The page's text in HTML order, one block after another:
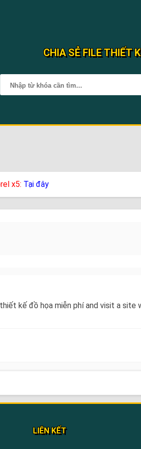
CHIA SẺ FILE THIẾT
x5: Tại đây
kế đồ họa miễn phí and visit a
LIÊN KẾT